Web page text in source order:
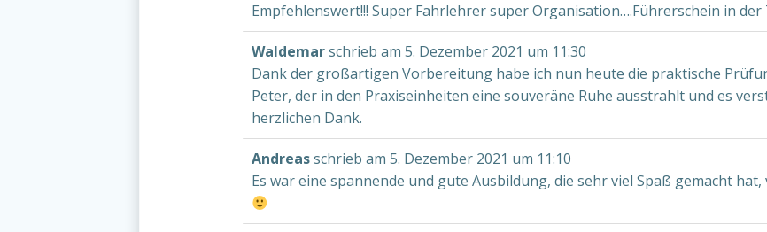
Empfehlenswert!!! Super Fahrlehrer super Organisation….Führerschein in der
Waldemarschrieb am 5. Dezember 2021 um 11:30
Dank der großartigen Vorbereitung habe ich nun heute die praktische
Peter, der in den Praxiseinheiten eine souveräne Ruhe ausstrahlt und es
herzlichen Dank.
Andreasschrieb am 5. Dezember 2021 um 11:10
Es war eine spannende und gute Ausbildung, die sehr viel Spaß gemacht